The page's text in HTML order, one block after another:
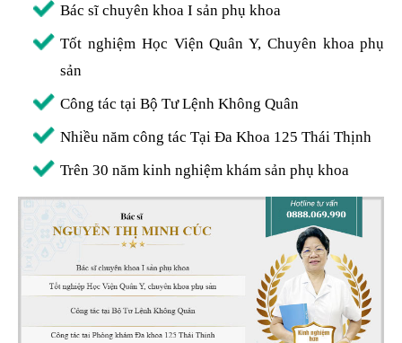
Bác sĩ chuyên khoa I sản phụ khoa
Tốt nghiệm Học Viện Quân Y, Chuyên khoa phụ
sản
Công tác tại Bộ Tư Lệnh Không Quân
Nhiều năm công tác Tại Đa Khoa 125 Thái Thịnh
Trên 30 năm kinh nghiệm khám sản phụ khoa